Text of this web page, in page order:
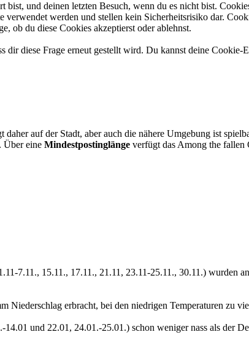
und deinen letzten Besuch, wenn du es nicht bist.
werden und stellen kein Sicherheitsrisiko dar.
ob du diese Cookies akzeptierst oder ablehnst.
diese Frage erneut gestellt wird. Du kannst deine
daher auf der Stadt, aber auch die nähere Umgebung ist
. Über eine Mindestpostinglänge verfügt das Among the fallen
7.11., 15.11., 17.11., 21.11, 23.11-25.11., 30.11.) wurden
Niederschlag erbracht, bei den niedrigen Temperaturen zu
14.01 und 22.01, 24.01.-25.01.) schon weniger nass als der